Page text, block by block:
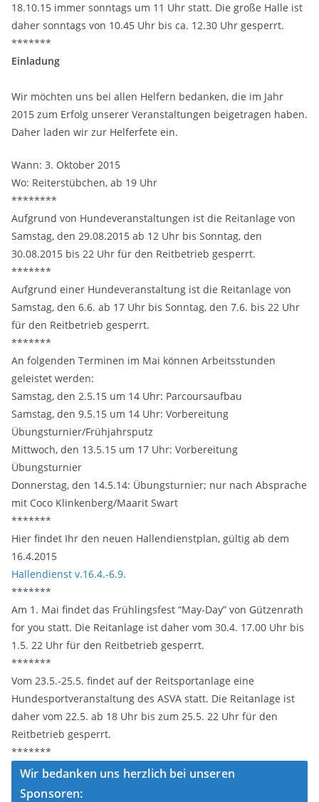
18.10.15 immer sonntags um 11 Uhr statt. Die große Halle ist
daher sonntags von 10.45 Uhr bis ca. 12.30 Uhr gesperrt.
*******
Einladung
Wir möchten uns bei allen Helfern bedanken, die im Jahr
2015 zum Erfolg unserer Veranstaltungen beigetragen haben.
Daher laden wir zur Helferfete ein.
Wann: 3. Oktober 2015
Wo: Reiterstübchen, ab 19 Uhr
********
Aufgrund von Hundeveranstaltungen ist die Reitanlage von
Samstag, den 29.08.2015 ab 12 Uhr bis Sonntag, den
30.08.2015 bis 22 Uhr für den Reitbetrieb gesperrt.
*******
Aufgrund einer Hundeveranstaltung ist die Reitanlage von
Samstag, den 6.6. ab 17 Uhr bis Sonntag, den 7.6. bis 22 Uhr
für den Reitbetrieb gesperrt.
*******
An folgenden Terminen im Mai können Arbeitsstunden
geleistet werden:
Samstag, den 2.5.15 um 14 Uhr: Parcoursaufbau
Samstag, den 9.5.15 um 14 Uhr: Vorbereitung
Übungsturnier/Frühjahrsputz
Mittwoch, den 13.5.15 um 17 Uhr: Vorbereitung
Übungsturnier
Donnerstag, den 14.5.14: Übungsturnier; nur nach Absprache
mit Coco Klinkenberg/Maarit Swart
*******
Hier findet Ihr den neuen Hallendienstplan, gültig ab dem
16.4.2015
Hallendienst v.16.4.-6.9.
*******
Am 1. Mai findet das Frühlingsfest “May-Day” von Gützenrath
for you statt. Die Reitanlage ist daher vom 30.4. 17.00 Uhr bis
1.5. 22 Uhr für den Reitbetrieb gesperrt.
*******
Vom 23.5.-25.5. findet auf der Reitsportanlage eine
Hundesportveranstaltung des ASVA statt. Die Reitanlage ist
daher vom 22.5. ab 18 Uhr bis zum 25.5. 22 Uhr für den
Reitbetrieb gesperrt.
*******
Wir bedanken uns herzlich bei unseren
Sponsoren: